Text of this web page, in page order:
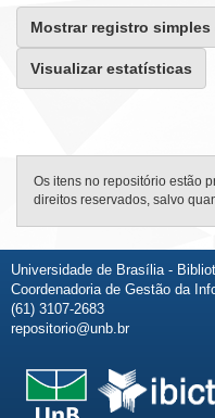
Mostrar registro simples
Visualizar estatísticas
Os itens no repositório estão
direitos reservados, salvo
Universidade de Brasília -
Coordenadoria de Gestão da
(61) 3107-2683
repositorio@unb.br